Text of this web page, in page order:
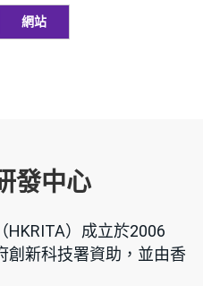
網站
發中心
HKRITA）成立於2006
創新科技署資助，並由香